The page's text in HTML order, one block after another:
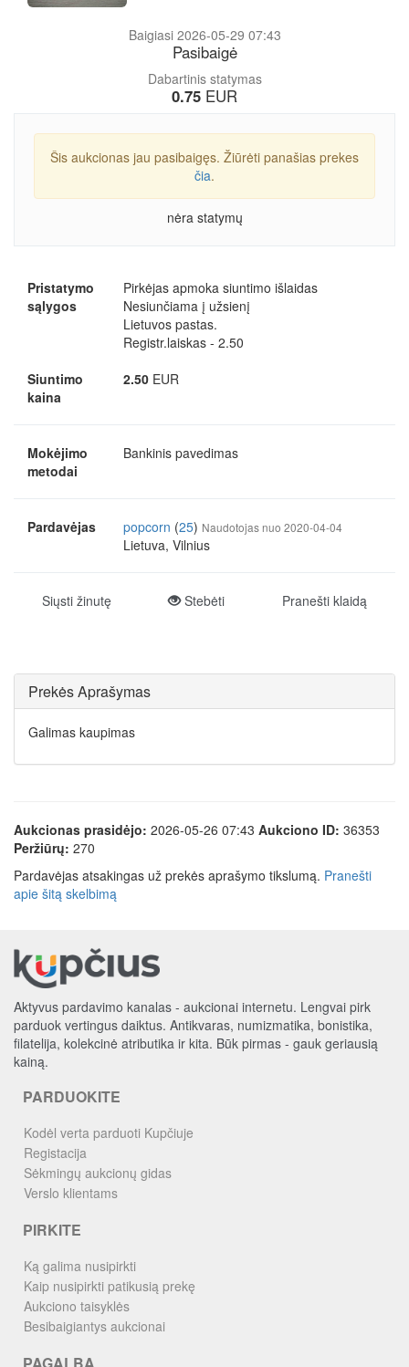
Dabartinis statymas
0.75 EUR
Baigiasi 2026-05-29 07:43
Pasibaigė
Šis aukcionas jau pasibaigęs. Žiūrėti panašias prekes
čia.
nėra statymų
Pristatymo
sąlygos
Pirkėjas apmoka siuntimo išlaidas
Nesiunčiama į užsienį
Lietuvos pastas.
Registr.laiskas - 2.50
Siuntimo
kaina
2.50EUR
Mokėjimo
metodai
Bankinis pavedimas
Pardavėjas popcorn (25) Naudotojas nuo 2020-04-04
Lietuva, Vilnius
Siųsti žinutę Stebėti Pranešti klaidą
Prekės Aprašymas
Galimas kaupimas
Aukcionas prasidėjo: 2026-05-26 07:43 Aukciono ID: 36353
Peržiūrų: 270
Pardavėjas atsakingas už prekės aprašymo tikslumą. Pranešti
apie šitą skelbimą
Aktyvus pardavimo kanalas - aukcionai internetu. Lengvai pirk
parduok vertingus daiktus. Antikvaras, numizmatika, bonistika,
filatelija, kolekcinė atributika ir kita. Būk pirmas - gauk geriausią
kainą.
PARDUOKITE
Kodėl verta parduoti Kupčiuje
Registacija
Sėkmingų aukcionų gidas
Verslo klientams
PIRKITE
Ką galima nusipirkti
Kaip nusipirkti patikusią prekę
Aukciono taisyklės
Besibaigiantys aukcionai